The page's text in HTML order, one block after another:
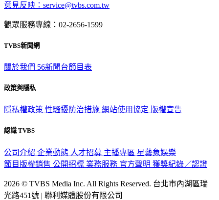
意見反映：service@tvbs.com.tw
觀眾服務專線：02-2656-1599
TVBS新聞網
關於我們 56新聞台節目表
政策與隱私
隱私權政策 性騷擾防治措施 網站使用協定 版權宣告
認識 TVBS
公司介紹 企業動態 人才招募 主播專區 星藝象娛樂
節目版權銷售 公開招標 業務服務 官方聲明 獲獎紀錄／認證
2026 © TVBS Media Inc. All Rights Reserved. 台北市內湖區瑞
光路451號 | 聯利媒體股份有限公司